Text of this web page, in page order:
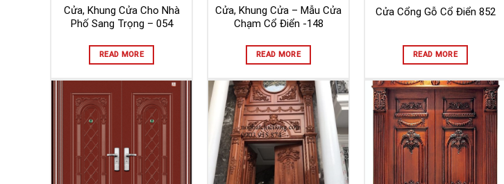
Cửa, Khung Cửa Cho Nhà
Phố Sang Trọng – 054
READ MORE
Cửa, Khung Cửa – Mẫu Cửa
Chạm Cổ Điển -148
READ MORE
Cửa Cổng Gỗ Cổ Điển 852
READ MORE